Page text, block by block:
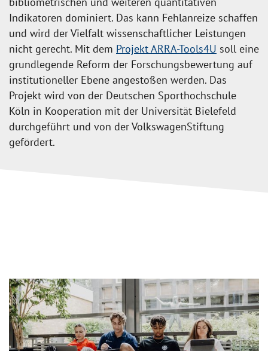
Indikatoren dominiert. Das kann Fehlanreize schaffen
und wird der Vielfalt wissenschaftlicher Leistungen
nicht gerecht. Mit dem Projekt ARRA-Tools4U soll eine
grundlegende Reform der Forschungsbewertung auf
institutioneller Ebene angestoßen werden. Das
Projekt wird von der Deutschen Sporthochschule
Köln in Kooperation mit der Universität Bielefeld
durchgeführt und von der VolkswagenStiftung
gefördert.